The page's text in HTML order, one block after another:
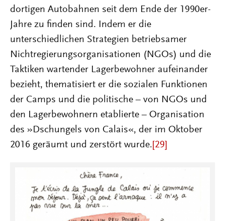
dortigen Autobahnen seit dem Ende der 1990er-
Jahre zu finden sind. Indem er die
unterschiedlichen Strategien betriebsamer
Nichtregierungsorganisationen (NGOs) und die
Taktiken wartender Lagerbewohner aufeinander
bezieht, thematisiert er die sozialen Funktionen
der Camps und die politische – von NGOs und
den Lagerbewohnern etablierte – Organisation
des »Dschungels von Calais«, der im Oktober
2016 geräumt und zerstört wurde. [29]